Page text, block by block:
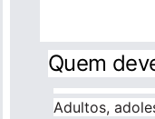
Quem
Adultos,